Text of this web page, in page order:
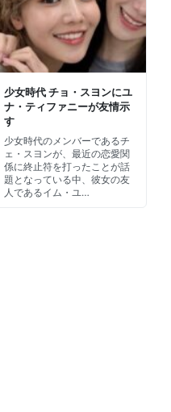
少女時代 チョ・スヨンにユ
ナ・ティファニーが友情示
す
少女時代のメンバーであるチ
ェ・スヨンが、最近の恋愛関
係に終止符を打ったことが話
題となっている中、彼女の友
人であるイム・ユ…